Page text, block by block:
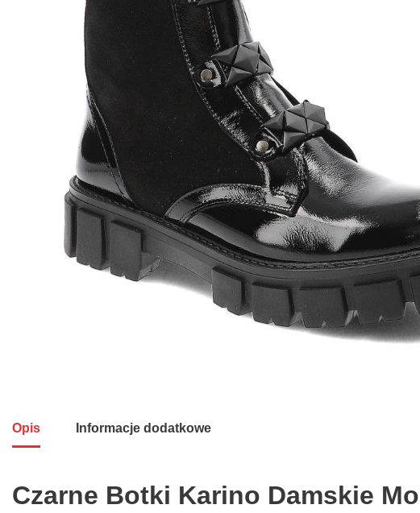
Opis Informacje dodatkowe
Czarne Botki Karino Damskie